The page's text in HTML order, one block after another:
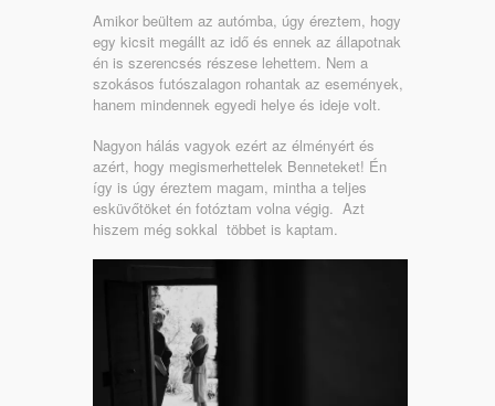
Amikor beültem az autómba, úgy éreztem, hogy
egy kicsit megállt az idő és ennek az állapotnak
én is szerencsés részese lehettem. Nem a
szokásos futószalagon rohantak az események,
hanem mindennek egyedi helye és ideje volt.
Nagyon hálás vagyok ezért az élményért és
azért, hogy megismerhettelek Benneteket! Én
így is úgy éreztem magam, mintha a teljes
esküvőtöket én fotóztam volna végig. Azt
hiszem még sokkal többet is kaptam.